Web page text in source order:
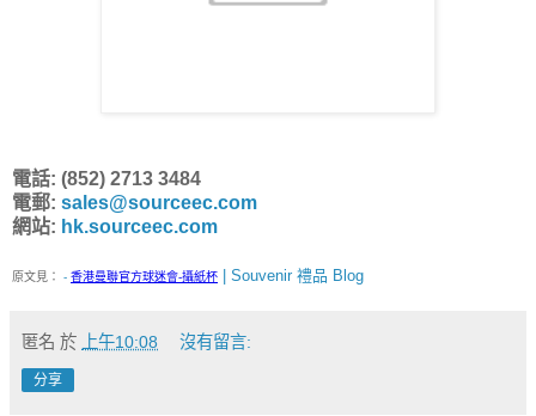
電話: (852) 2713 3484
電郵: sales@sourceec.com
網站: hk.sourceec.com
原文見： - 香港曼聯官方球迷會-攝紙杯 | Souvenir 禮品 Blog
匿名 於 上午10:08 沒有留言:
分享